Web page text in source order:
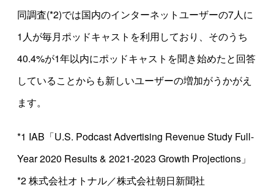
同調査(*2)では国内のインターネットユーザーの7人に
1人が毎月ポッドキャストを利用しており、そのうち
40.4%が1年以内にポッドキャストを聞き始めたと回答
していることからも新しいユーザーの増加がうかがえ
ます。
*1 IAB「U.S. Podcast Advertising Revenue Study Full-
Year 2020 Results & 2021-2023 Growth Projections」
*2 株式会社オトナル／株式会社朝日新聞社